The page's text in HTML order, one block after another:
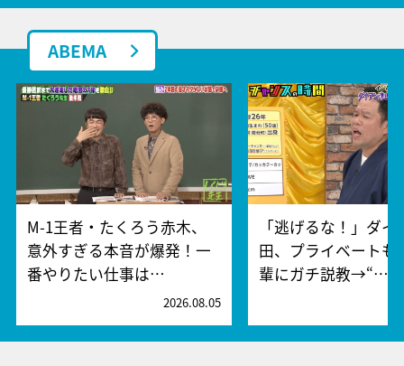
ABEMA
M-1王者・たくろう赤木、
意外すぎる本音が爆発！一
番やりたい仕事は…
2026.08.05
「逃げるな！」ダイ
田、プライベートも
輩にガチ説教→“…